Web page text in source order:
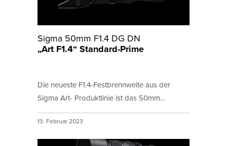
Sigma 50mm F1.4 DG DN
„Art F1.4“ Standard-Prime
Die neueste F1.4-Festbrennweite aus der
Sigma Art- Produktlinie ist das 50mm...
13. Februar 2023